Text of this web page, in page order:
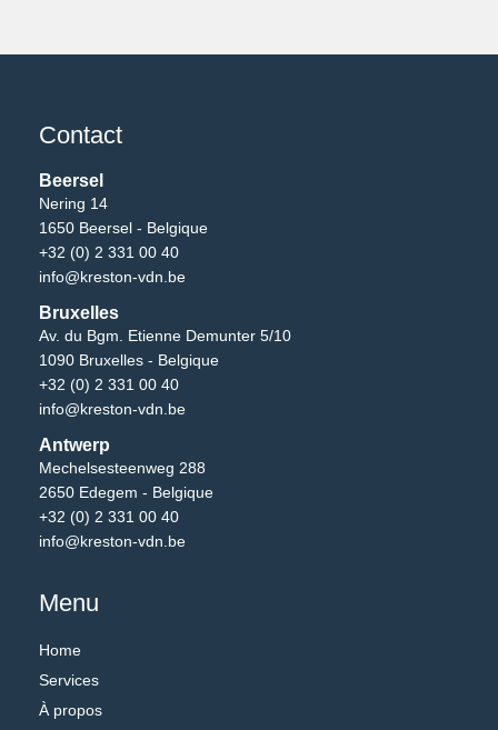
Contact
Beersel
Nering 14
1650 Beersel - Belgique
+32 (0) 2 331 00 40
info@kreston-vdn.be
Bruxelles
Av. du Bgm. Etienne Demunter 5/10
1090 Bruxelles - Belgique
+32 (0) 2 331 00 40
info@kreston-vdn.be
Antwerp
Mechelsesteenweg 288
2650 Edegem - Belgique
+32 (0) 2 331 00 40
info@kreston-vdn.be
Menu
Home
Services
À propos